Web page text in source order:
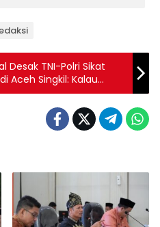
Desak TNI-Polri Sikat
Aceh Singkil: Kalau
Dibiarkan Tetap